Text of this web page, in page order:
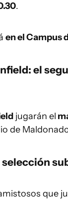
.
en el Campus
el
jugarán el
de
que